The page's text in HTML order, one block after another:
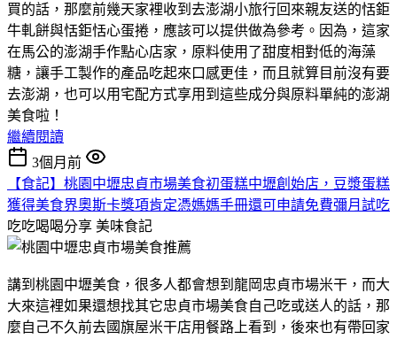
買的話，那麼前幾天家裡收到去澎湖小旅行回來親友送的恬鉅
牛軋餅與恬鉅恬心蛋捲，應該可以提供做為參考。因為，這家
在馬公的澎湖手作點心店家，原料使用了甜度相對低的海藻
糖，讓手工製作的產品吃起來口感更佳，而且就算目前沒有要
去澎湖，也可以用宅配方式享用到這些成分與原料單純的澎湖
美食啦！
繼續閱讀
3個月前
【食記】桃園中壢忠貞市場美食初蛋糕中壢創始店，豆漿蛋糕
獲得美食界奧斯卡獎項肯定憑媽媽手冊還可申請免費彌月試吃
吃吃喝喝分享 美味食記
講到桃園中壢美食，很多人都會想到龍岡忠貞市場米干，而大
大來這裡如果還想找其它忠貞市場美食自己吃或送人的話，那
麼自己不久前去國旗屋米干店用餐路上看到，後來也有帶回家